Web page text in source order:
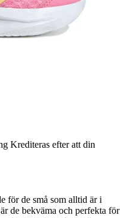
Krediteras efter att din
för de små som alltid är i
de bekväma och perfekta för